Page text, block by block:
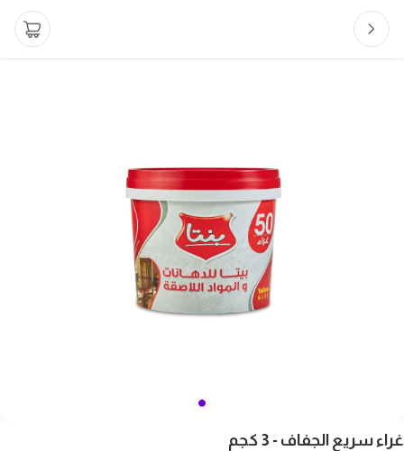
غراء سريع الجفاف - 3 كجم